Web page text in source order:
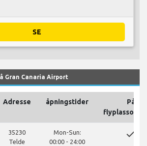
SE
Gran Canaria Airport
Adresse åpningstider
På
35230
Telde
Mon-Sun:
00:00 - 24:00
done